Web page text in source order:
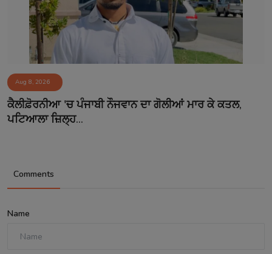
Aug 8, 2026
ਕੈਲੀਫ਼ੋਰਨੀਆ 'ਚ ਪੰਜਾਬੀ ਨੌਜਵਾਨ ਦਾ ਗੋਲੀਆਂ ਮਾਰ ਕੇ ਕਤਲ,
ਪਟਿਆਲਾ ਜ਼ਿਲ੍ਹ...
Comments
Name